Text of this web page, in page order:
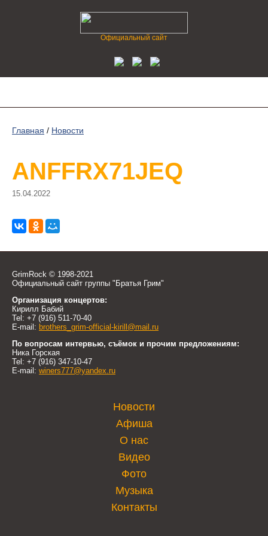
Официальный сайт
Главная / Новости
ANFFRX71JEQ
15.04.2022
GrimRock © 1998-2021
Официальный сайт группы "Братья Грим"
Организация концертов:
Кирилл Бабий
Tel: +7 (916) 511-70-40
E-mail: brothers_grim-official-kirill@mail.ru
По вопросам интервью, съёмок и прочим предложениям:
Ника Горская
Tel: +7 (916) 347-10-47
E-mail: winers777@yandex.ru
Новости
Афиша
О нас
Видео
Фото
Музыка
Контакты